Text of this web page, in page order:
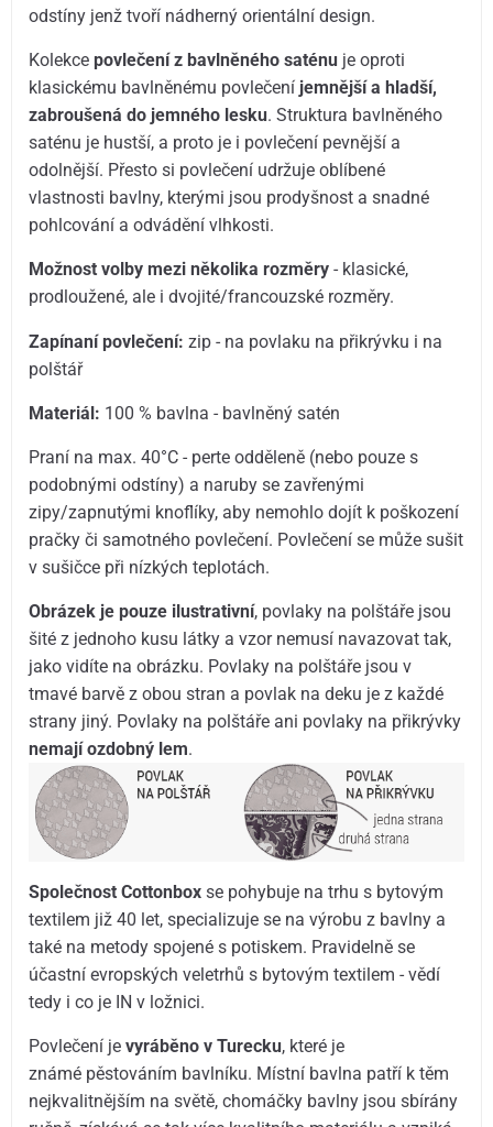
odstíny jenž tvoří nádherný orientální design.
Kolekcepovlečení z bavlněného saténu je oproti
klasickému bavlněnému povlečení jemnější a hladší,
zabroušená do jemného lesku. Struktura bavlněného
saténu je hustší, a proto je i povlečení pevnější a
odolnější. Přesto si povlečení udržuje oblíbené
vlastnosti bavlny, kterými jsou prodyšnost a snadné
pohlcování a odvádění vlhkosti.
Možnost volby mezi několika rozměry - klasické,
prodloužené, ale i dvojité/francouzské rozměry.
Zapínaní povlečení: zip - na povlaku na přikrývku i na
polštář
Materiál: 100 % bavlna - bavlněný satén
Praní na max. 40°C - perte odděleně (nebo pouze s
podobnými odstíny) a naruby se zavřenými
zipy/zapnutými knoflíky, aby nemohlo dojít k poškození
pračky či samotného povlečení. Povlečení se může sušit
v sušičce při nízkých teplotách.
Obrázek je pouze ilustrativní, povlaky na polštáře jsou
šité z jednoho kusu látky a vzor nemusí navazovat tak,
jako vidíte na obrázku. Povlaky na polštáře jsou v
tmavé barvě z obou stran a povlak na deku je z každé
strany jiný. Povlaky na polštáře ani povlaky na přikrývky
nemají ozdobný lem.
Společnost Cottonbox se pohybuje na trhu s bytovým
textilem již 40 let, specializuje se na výrobu z bavlny a
také na metody spojené s potiskem. Pravidelně se
účastní evropských veletrhů s bytovým textilem - vědí
tedy i co je IN v ložnici.
Povlečení jevyráběno v Turecku, které je
známé pěstováním bavlníku. Místní bavlna patří k těm
nejkvalitnějším na světě, chomáčky bavlny jsou sbírány